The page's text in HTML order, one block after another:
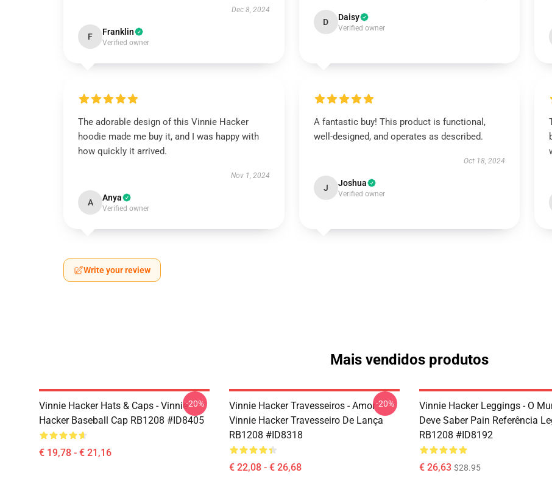
Dec 8, 2024
F Franklin
Verified owner
D Daisy
Verified owner
The adorable design of this Vinnie Hacker
hoodie made me buy it, and I was happy with
how quickly it arrived.
Nov 1, 2024
A Anya
Verified owner
A fantastic buy! This product is functional,
well-designed, and operates as described.
Oct 18, 2024
J Joshua
Verified owner
Write your review
Mais vendidos produtos
Vinnie Hacker Hats & Caps - Vinnie
Hacker Baseball Cap RB1208 #ID8405
€ 19,78 - € 21,16
-20%
Vinnie Hacker Travesseiros - Amor
Vinnie Hacker Travesseiro De Lança
RB1208 #ID8318
€ 22,08 - € 26,68
-20%
Vinnie Hacker Leggings - O
Deve Saber Pain Referência
RB1208 #ID8192
€ 26,63 $28.95